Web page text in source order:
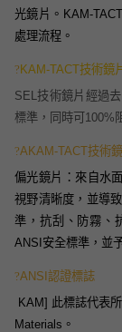
光鏡片。KAM-
處理流程。
?KAM-TACT技術鏡
SEL技術鏡片經過
標準，同時可100%
?AKAM-TACT技術
偏光鏡片：來自水
視野清晰度，並導
準，抗刮、防霧、
ANSI安全標準，並
?ANSI認證標誌
KAM] 此標誌代表
Materials。